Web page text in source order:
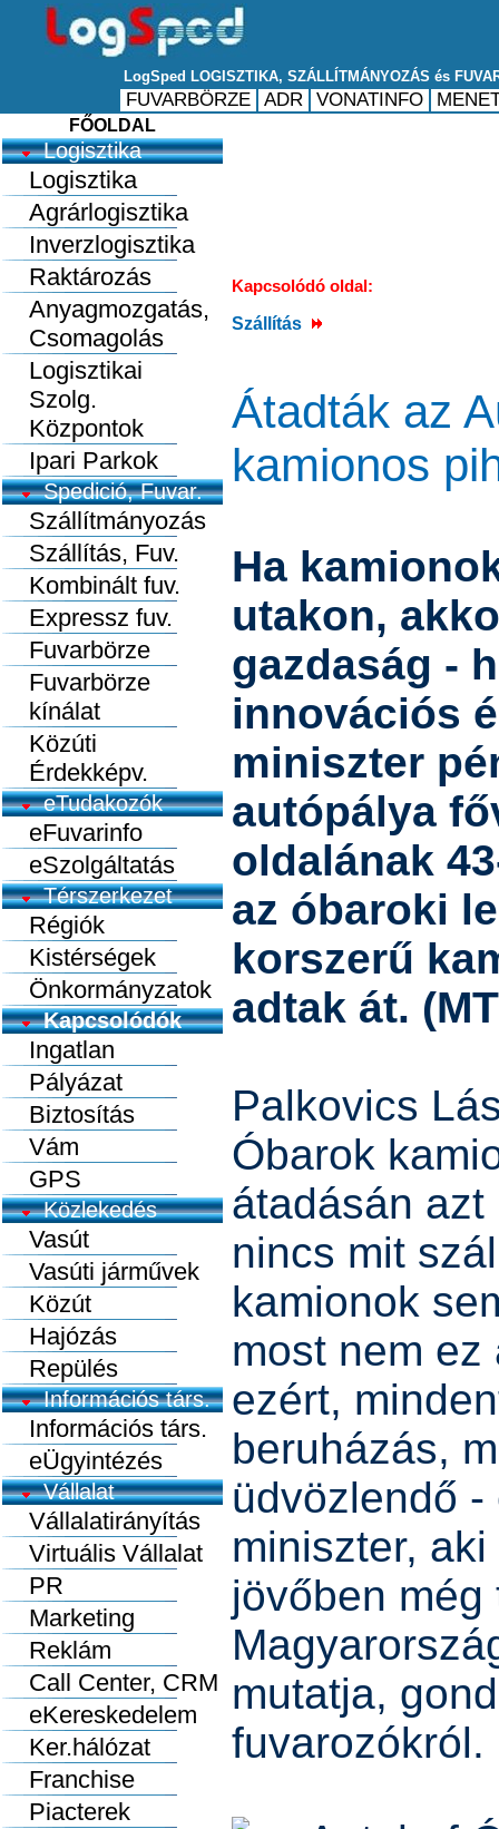
FŐOLDAL
Logisztika
Logisztika
Agrárlogisztika
Inverzlogisztika
Raktározás
Anyagmozgatás,
Csomagolás
Logisztikai
Szolg.
Központok
Ipari Parkok
Spedició, Fuvar.
Szállítmányozás
Szállítás, Fuv.
Kombinált fuv.
Expressz fuv.
Fuvarbörze
Fuvarbörze
kínálat
Közúti
Érdekképv.
eTudakozók
eFuvarinfo
eSzolgáltatás
Térszerkezet
Régiók
Kistérségek
Önkormányzatok
Kapcsolódók
Ingatlan
Pályázat
Biztosítás
Vám
GPS
Közlekedés
Vasút
Vasúti járművek
Közút
Hajózás
Repülés
Információs társ.
Információs társ.
eÜgyintézés
Vállalat
Vállalatirányítás
Virtuális Vállalat
PR
Marketing
Reklám
Call Center, CRM
eKereskedelem
Ker.hálózat
Franchise
Piacterek
Kapcsolódó oldal:
Szállítás
Átadták az
kamionos
Ha
utakon,
gazdaság -
innovációs
miniszter
autópálya
oldalának
az óbaroki
korszerű
adtak át.
Palkovics
Óbarok
átadásán
nincs mit
kamionok
most nem
ezért,
beruházás,
üdvözlendő
miniszter,
jövőben
mutatja,
fuvarozókról.